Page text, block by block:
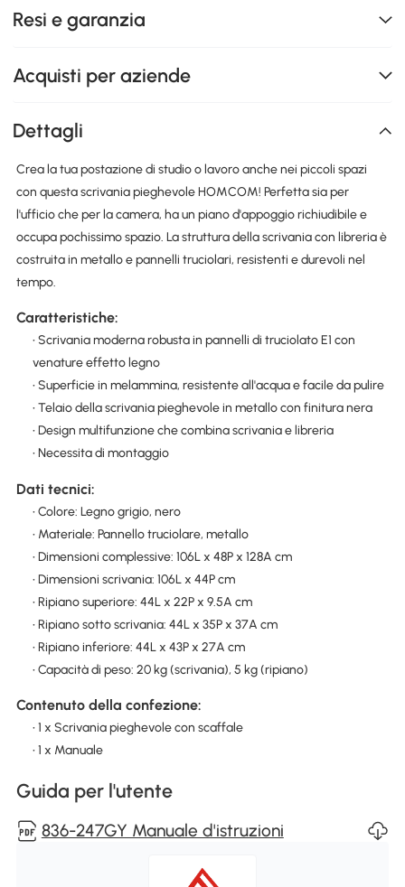
Resi e garanzia
Acquisti per aziende
Dettagli
Crea la tua postazione di studio o lavoro anche nei piccoli spazi
con questa scrivania pieghevole HOMCOM! Perfetta sia per
l'ufficio che per la camera, ha un piano d'appoggio richiudibile e
occupa pochissimo spazio. La struttura della scrivania con libreria è
costruita in metallo e pannelli truciolari, resistenti e durevoli nel
tempo.
Caratteristiche:
• Scrivania moderna robusta in pannelli di truciolato E1 con
venature effetto legno
• Superficie in melammina, resistente all'acqua e facile da pulire
• Telaio della scrivania pieghevole in metallo con finitura nera
• Design multifunzione che combina scrivania e libreria
• Necessita di montaggio
Dati tecnici:
• Colore: Legno grigio, nero
• Materiale: Pannello truciolare, metallo
• Dimensioni complessive: 106L x 48P x 128A cm
• Dimensioni scrivania: 106L x 44P cm
• Ripiano superiore: 44L x 22P x 9.5A cm
• Ripiano sotto scrivania: 44L x 35P x 37A cm
• Ripiano inferiore: 44L x 43P x 27A cm
• Capacità di peso: 20 kg (scrivania), 5 kg (ripiano)
Contenuto della confezione:
• 1 x Scrivania pieghevole con scaffale
• 1 x Manuale
Guida per l'utente
836-247GY Manuale d'istruzioni